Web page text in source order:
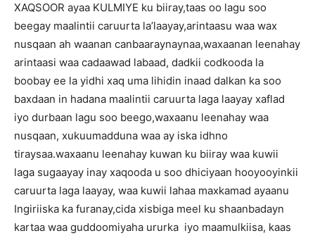
XAQSOOR ayaa KULMIYE ku biiray,taas oo lagu soo
beegay maalintii caruurta la’laayay,arintaasu waa wax
nusqaan ah waanan canbaaraynaynaa,waxaanan leenahay
arintaasi waa cadaawad labaad, dadkii codkooda la
boobay ee la yidhi xaq uma lihidin inaad dalkan ka soo
baxdaan in hadana maalintii caruurta laga laayay xaflad
iyo durbaan lagu soo beego,waxaanu leenahay waa
nusqaan, xukuumadduna waa ay iska idhno
tiraysaa.waxaanu leenahay kuwan ku biiray waa kuwii
laga sugaayay inay xaqooda u soo dhiciyaan hooyooyinkii
caruurta laga laayay, waa kuwii lahaa maxkamad ayaanu
Ingiriiska ka furanay,cida xisbiga meel ku shaanbadayn
kartaa waa guddoomiyaha ururka iyo maamulkiisa, kaas